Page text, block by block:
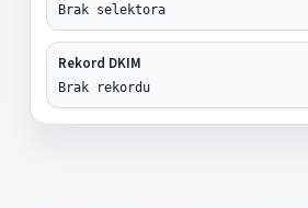
Brak selektora
Rekord DKIM
Brak rekordu